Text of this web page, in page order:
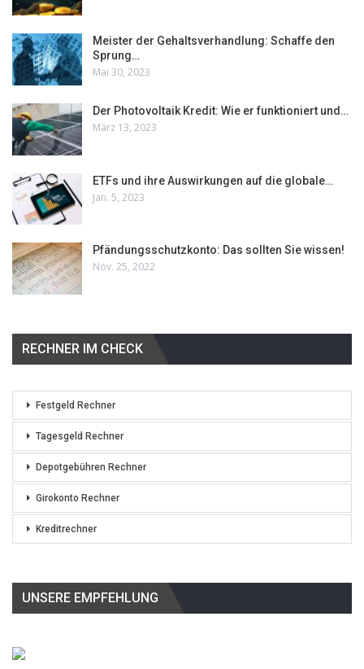
Meister der Gehaltsverhandlung: Schaffe den
Sprung…
Mai 30, 2023
Der Photovoltaik Kredit: Wie er funktioniert und…
März 13, 2023
ETFs und ihre Auswirkungen auf die globale…
Jan. 5, 2023
Pfändungsschutzkonto: Das sollten Sie wissen!
Nov. 25, 2022
RECHNER IM CHECK
Festgeld Rechner
Tagesgeld Rechner
Depotgebühren Rechner
Girokonto Rechner
Kreditrechner
UNSERE EMPFEHLUNG